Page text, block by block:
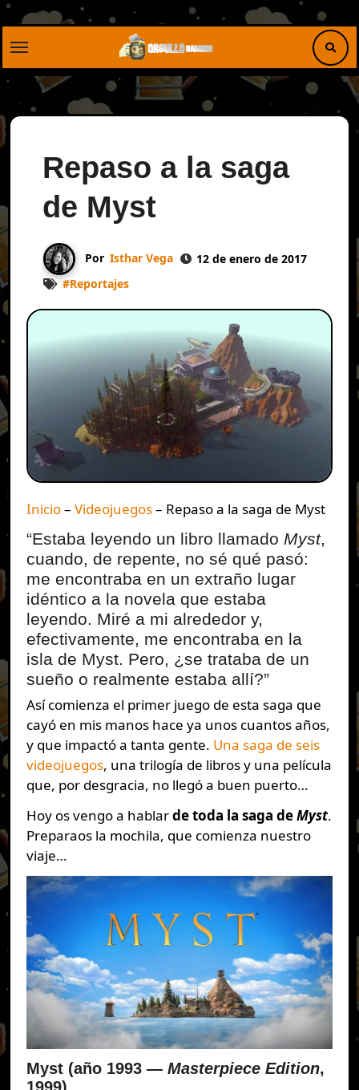
Saltar
Repaso a la saga
de Myst
Por Isthar Vega
12 de enero de 2017
#Reportajes
Inicio– Videojuegos– Repaso a la saga de Myst
“Estaba leyendo un libro llamado Myst,
cuando, de repente, no sé qué pasó:
me encontraba en un extraño lugar
idéntico a la novela que estaba
leyendo. Miré a mi alrededor y,
efectivamente, me encontraba en la
isla de Myst. Pero, ¿se trataba de un
sueño o realmente estaba allí?”
Así comienza el primer juego de esta saga que
cayó en mis manos hace ya unos cuantos años,
y que impactó a tanta gente. Una saga de seis
videojuegos, una trilogía de libros y una película
que, por desgracia, no llegó a buen puerto…
Hoy os vengo a hablarde toda la saga deMyst.
Preparaos la mochila, que comienza nuestro
viaje…
Myst (año 1993 — Masterpiece Edition,
1999)